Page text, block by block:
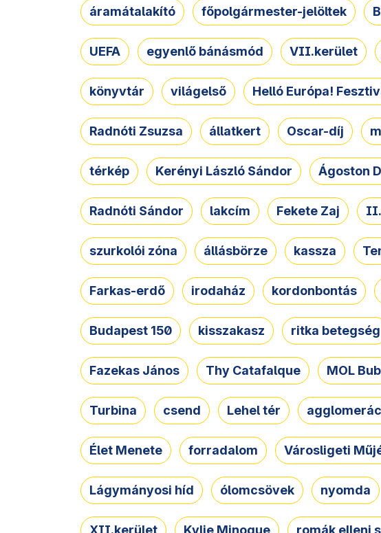
áramátalakító főpolgármester-jelöltek
UEFA egyenlő bánásmód VII.kerület
könyvtár világelső Helló Európa!
Radnóti Zsuzsa állatkert Oscar-díj
térkép Kerényi László Sándor Ágoston
Radnóti Sándor lakcím Fekete Zaj II.
szurkolói zóna állásbörze kassza
Farkas-erdő irodaház kordonbontás
Budapest 150 kisszakasz ritka betegség
Fazekas János Thy Catafalque MOL
Turbina csend Lehel tér
Élet Menete forradalom Városligeti
Lágymányosi híd ólomcsövek nyomda
XII.kerület Kylie Minogue romák elleni